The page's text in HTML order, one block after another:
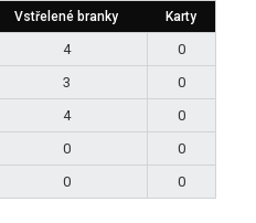
Vstřelené branky Karty
4
0
3
0
4
0
0
0
0 0